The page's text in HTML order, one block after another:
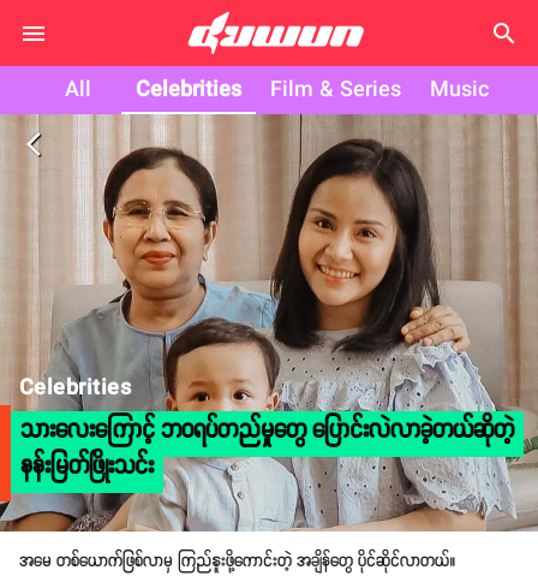
search
All Celebrities Film & Series Music
arrow_back_ios
Celebrities
သားလေးကြောင့် ဘဝရပ်တည်မှုတွေ ပြောင်းလဲလာခဲ့တယ်ဆိုတဲ့
နန်းမြတ်ဖြိုးသင်း
အမေ တစ်ယောက်ဖြစ်လာမှ ကြည်နူးဖို့ကောင်းတဲ့ အချိန်တွေ ပိုင်ဆိုင်လာတယ်။